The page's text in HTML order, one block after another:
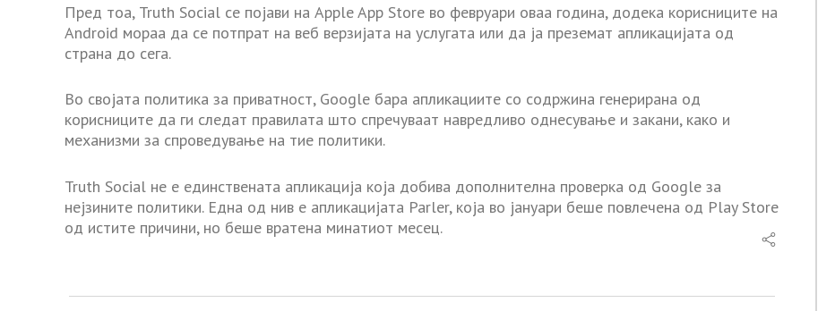
Пред тоа, Truth Social се појави на Apple App Store во февруари оваа година, додека корисниците на
Android мораа да се потпрат на веб верзијата на услугата или да ја преземат апликацијата од
страна до сега.
Во својата политика за приватност, Google бара апликациите со содржина генерирана од
корисниците да ги следат правилата што спречуваат навредливо однесување и закани, како и
механизми за спроведување на тие политики.
Truth Social не е единствената апликација која добива дополнителна проверка од Google за
нејзините политики. Една од нив е апликацијата Parler, која во јануари беше повлечена од Play Store
од истите причини, но беше вратена минатиот месец.